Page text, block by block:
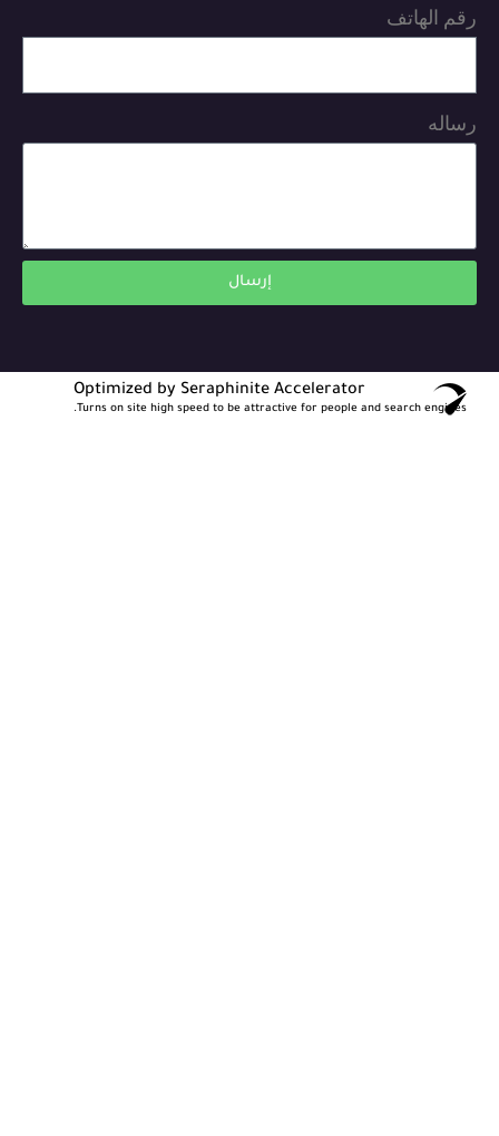
رقم الهاتف
رساله
إرسال
Optimized by Seraphinite Accelerator
Turns on site high speed to be attractive for people and search engines.